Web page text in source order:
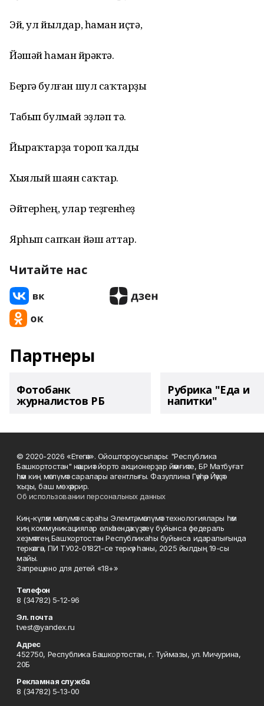
Эй, ул йылдар, һаман иҫтә,
Йәшәй һаман йөрәктә.
Бергә булған шул саҡтарҙы
Табып булмай эҙләп тә.
Йыраҡтарҙа тороп ҡалды
Хыялый шаян саҡтар.
Әйтерһең, улар теҙгенһеҙ
Ярһып сапҡан йәш аттар.
Читайте нас
Партнеры
Фотобанк
журналистов РБ
Рубрика "Еда и
напитки"
© 2020-2026 «Етегән». Ойоштороусылары: "Республика
Башкортостан" нәшриәт йорто акционерҙар йәмғиәте, БР Матбуғат
һәм киң мәғлүмәт саралары агентлығы. Фазуллина Гәүһәр Йәүҙәт
ҡыҙы, баш мөхәррир.
Об использовании персональных данных
Киң-күләм мәғлүмәт сараһы Элемтә, мәғлүмәт технологиялары һәм
киң коммуникациялар өлкәһендә күҙәтеү буйынса федераль
хеҙмәттең Башҡортостан Республикаһы буйынса идаралығында
теркәлгән, ПИ ТУ02-01821-се теркәү һаны, 2025 йылдың 19-сы
майы.
Запрещено для детей «18+»
Телефон
8 (34782) 5-12-96
Эл. почта
tvest@yandex.ru
Адрес
452750, Республика Башкортостан, г. Туймазы, ул. Мичурина,
20Б
Рекламная служба
8 (34782) 5-13-00